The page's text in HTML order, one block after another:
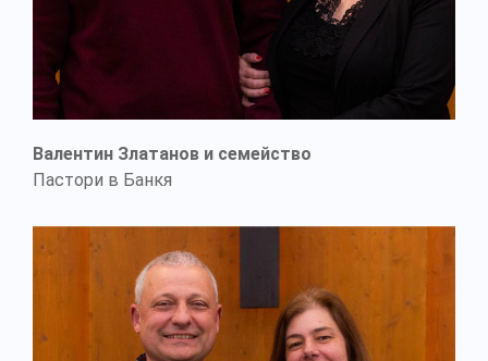
Валентин Златанов и семейство
Пастори в Банкя